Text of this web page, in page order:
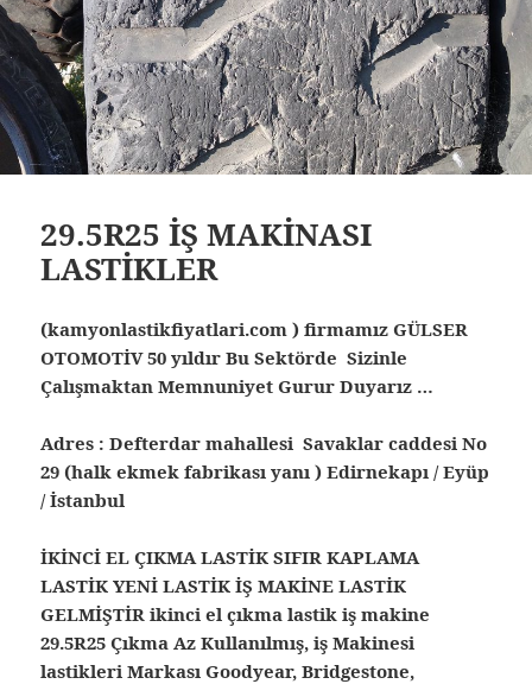
29.5R25 İŞ MAKİNASI
LASTİKLER
(kamyonlastikfiyatlari.com ) firmamız GÜLSER
OTOMOTİV 50 yıldır Bu Sektörde Sizinle
Çalışmaktan Memnuniyet Gurur Duyarız …
Adres : Defterdar mahallesi Savaklar caddesi No
29 (halk ekmek fabrikası yanı ) Edirnekapı / Eyüp
/ İstanbul
İKİNCİ EL ÇIKMA LASTİK SIFIR KAPLAMA
LASTİK YENİ LASTİK İŞ MAKİNE LASTİK
GELMİŞTİR ikinci el çıkma lastik iş makine
29.5R25 Çıkma Az Kullanılmış, iş Makinesi
lastikleri Markası Goodyear, Bridgestone,